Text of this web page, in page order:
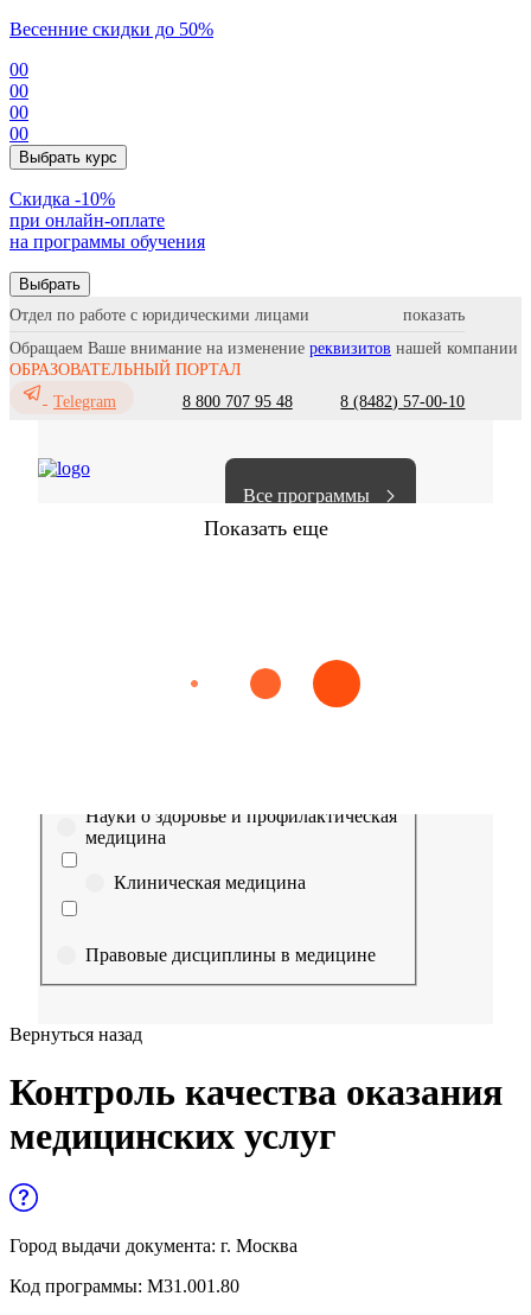
Весенние скидки до 50%
00
00
00
00
Выбрать курс
Cкидка -10%
при онлайн-оплате
на программы обучения
Выбрать
Отдел по работе с юридическими лицами
Обращаем Ваше внимание на изменение реквизитов нашей компании
ОБРАЗОВАТЕЛЬНЫЙ ПОРТАЛ
Telegram
8 800 707 95 48 8 (8482) 57-00-10
Все программы
Показать еще
Эпидемиология Медицинская помощь
Выберите направление
Науки о здоровье и профилактическая
медицина
Клиническая медицина
Правовые дисциплины в медицине
медицине
Образование и педагогические науки
Социология и социальная работа
Вернуться назад
Контроль качества оказания
медицинских услуг
Город выдачи документа: г. Москва
Код программы: М31.001.80